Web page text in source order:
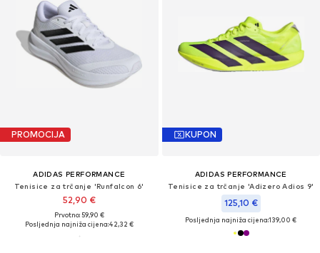
PROMOCIJA
ADIDAS PERFORMANCE
Tenisice za trčanje 'Runfalcon 6'
52,90 €
Prvotno: 59,90 €
Posljednja najniža cijena:42,32 €
KUPON
ADIDAS PERFORMANCE
Tenisice za trčanje 'Adizero Adios 9'
125,10 €
Posljednja najniža cijena:139,00 €